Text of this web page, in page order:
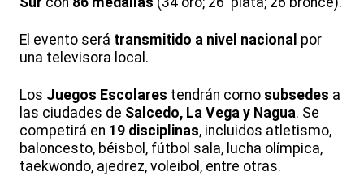
El evento será transmitido a nivel nacional por
una televisora local.
Los Juegos Escolares tendrán como subsedes a
las ciudades de Salcedo, La Vega y Nagua. Se
competirá en 19 disciplinas, incluidos atletismo,
baloncesto, béisbol, fútbol sala, lucha olímpica,
taekwondo, ajedrez, voleibol, entre otras.